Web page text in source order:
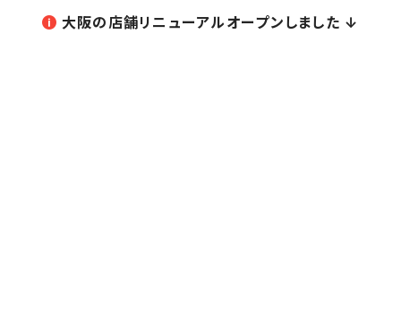
大阪の店舗リニューアルオープンしました ↓